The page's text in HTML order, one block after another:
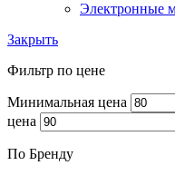
Электронные
Закрыть
Фильтр по цене
Минимальная цена
цена
По Бренду